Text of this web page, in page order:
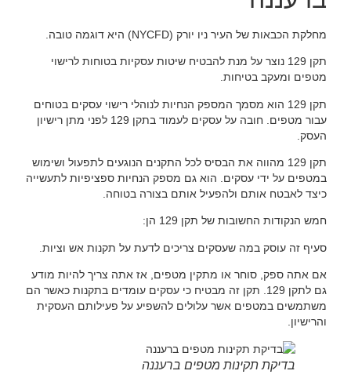
מחלקת הכבאות של העיר ניו יורק (NYCFD) היא דוגמה טובה.
תקן 129 נוצר על מנת להבטיח שיטות עסקיות בטוחות לרישוי
מטפים ומעקב בטיחות.
תקן 129 הוא מסמך המספק הנחיות לנוהלי רישוי עסקים בטוחים
עבור מטפים. חובה על עסקים לעמוד בתקן 129 לפני מתן רישיון
העסק.
תקן 129 מהווה את הבסיס לכל התקנים הנוגעים לתפעול ושימוש
במטפים על ידי עסקים. הוא גם מספק הנחיות ספציפיות לתעשייה
כיצד לאבטח אותם ולהפעיל אותם בצורה בטוחה.
חמש הנקודות החשובות של תקן 129 הן:
סעיף זה עוסק במה שעסקים צריכים לדעת על תקנות אש וציות.
אם אתה ספק, סוחר או מתקין מטפים, אז אתה צריך להיות מודע
גם לתקן 129. תקן זה מבטיח כי עסקים עומדים בתקנות כאשר הם
משתמשים במטפים אשר עלולים להשפיע על פעילותם העסקית
והרישיון.
בדיקת תקינות מטפים ברעננה